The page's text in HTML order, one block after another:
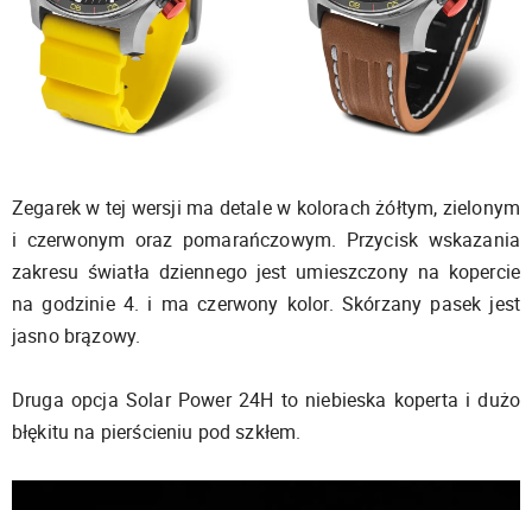
Zegarek w tej wersji ma detale w kolorach żółtym, zielonym
i czerwonym oraz pomarańczowym. Przycisk wskazania
zakresu światła dziennego jest umieszczony na kopercie
na godzinie 4. i ma czerwony kolor. Skórzany pasek jest
jasno brązowy.
Druga opcja Solar Power 24H to niebieska koperta i dużo
błękitu na pierścieniu pod szkłem.